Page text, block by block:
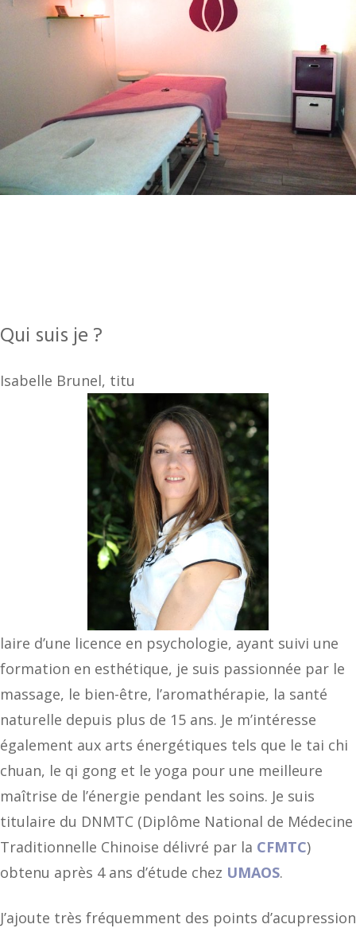
Qui suis je ?
Isabelle Brunel, titu
laire d’une licence en psychologie, ayant suivi une
formation en esthétique, je suis passionnée par le
massage, le bien-être, l’aromathérapie, la santé
naturelle depuis plus de 15 ans. Je m’intéresse
également aux arts énergétiques tels que le tai chi
chuan, le qi gong et le yoga pour une meilleure
maîtrise de l’énergie pendant les soins. Je suis
titulaire du DNMTC (Diplôme National de Médecine
Traditionnelle Chinoise délivré par la CFMTC)
obtenu après 4 ans d’étude chez UMAOS.
J’ajoute très fréquemment des points d’acupression